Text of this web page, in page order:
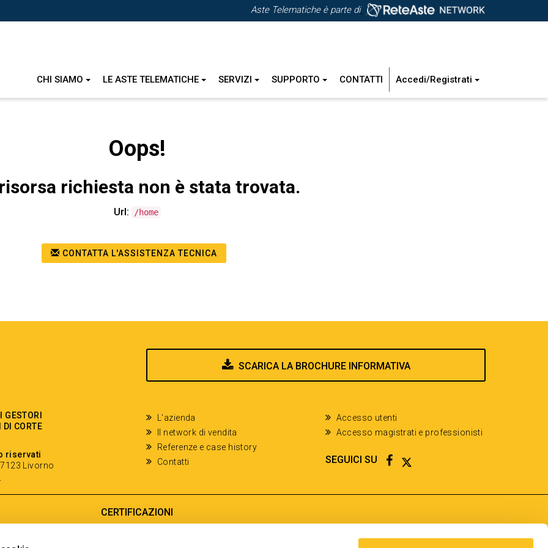
Aste Telematiche è parte di
CHI SIAMO LE ASTE TELEMATICHE SERVIZI SUPPORTO CONTATTI Accedi/Registrati
Oops!
richiesta non è stata trovata.
Url: /home
CONTATTA L'ASSISTENZA TECNICA
SCARICA LA BROCHURE INFORMATIVA
DI CORTE
riservati
Livorno
L'azienda
Il network di vendita
Referenze e case history
Contatti
Accesso utenti
Accesso magistrati e professionisti
SEGUICI SU FACEBOOK
TWITTER
CERTIFICAZIONI